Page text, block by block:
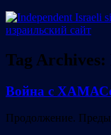
Tag Archives:
Война с
Продолжение.